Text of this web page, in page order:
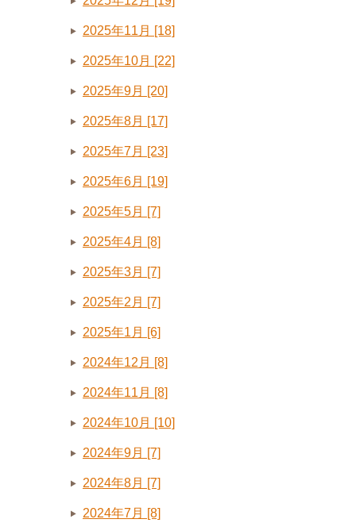
2025年11月 [18]
2025年10月 [22]
2025年9月 [20]
2025年8月 [17]
2025年7月 [23]
2025年6月 [19]
2025年5月 [7]
2025年4月 [8]
2025年3月 [7]
2025年2月 [7]
2025年1月 [6]
2024年12月 [8]
2024年11月 [8]
2024年10月 [10]
2024年9月 [7]
2024年8月 [7]
2024年7月 [8]